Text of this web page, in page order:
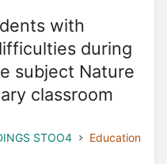
with
during
subject Nature
classroom
STOO4
Education